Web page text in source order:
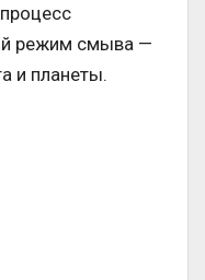
режим смыва —
и планеты.